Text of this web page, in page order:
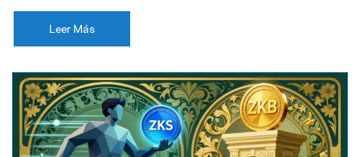
Leer Más